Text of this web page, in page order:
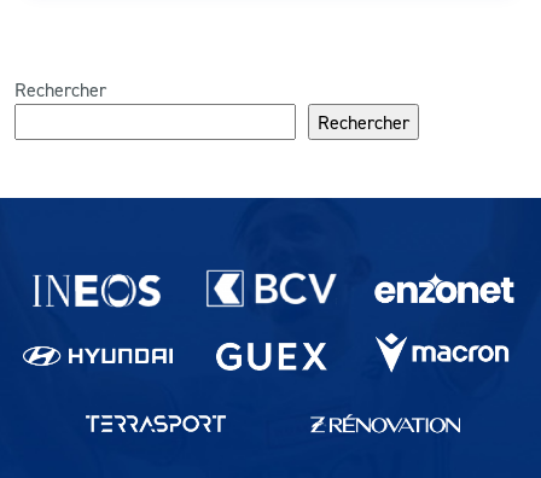
Rechercher
Rechercher
Partenaires du lausanne-Sport